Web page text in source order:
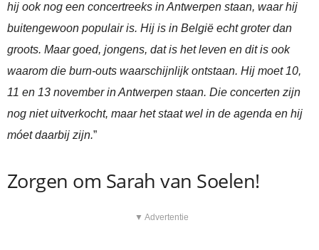
hij ook nog een concertreeks in Antwerpen staan, waar hij
buitengewoon populair is. Hij is in België echt groter dan
groots. Maar goed, jongens, dat is het leven en dit is ook
waarom die burn-outs waarschijnlijk ontstaan. Hij moet 10,
11 en 13 november in Antwerpen staan. Die concerten zijn
nog niet uitverkocht, maar het staat wel in de agenda en hij
móet daarbij zijn.”
Zorgen om Sarah van Soelen!
▼ Advertentie